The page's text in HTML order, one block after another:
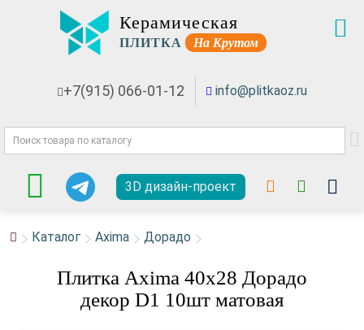
Керамическая
ПЛИТКА На Крутом
+7(915) 066-01-12 info@plitkaoz.ru
3D дизайн-проект
Каталог Axima Дорадо
Плитка Axima 40x28 Дорадо
декор D1 10шт матовая